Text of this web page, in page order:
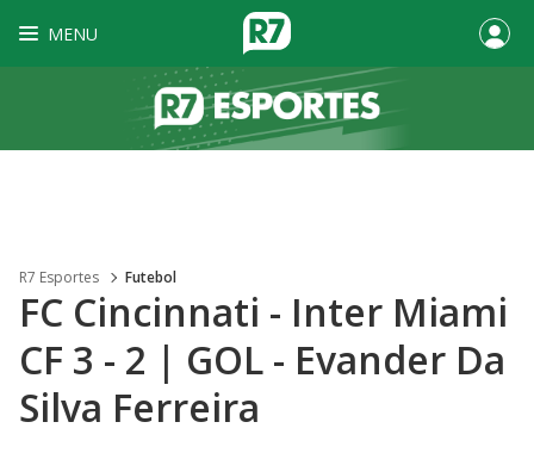
MENU
R7 Esportes Futebol
FC Cincinnati - Inter Miami
CF 3 - 2 | GOL - Evander Da
Silva Ferreira